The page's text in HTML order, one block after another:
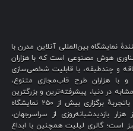
نمایشگاه بین‌المللی آنلاین مدرن با
هوش مصنوعی است که با هزاران
و چندطبقه، با قابلیت شخصی‌سازی
با هزاران طرح قاب‌مجازی متنوع،
در دنیا، پیشرفته‌ترین و بزرگترین
گالری آنلاین در کل جهان می‌باشد، که باتجربهٔ برگزاری بیش از ۲۵۰ نمایشگاه
بازدیدشبانه‌روزی از سراسرجهان،
است؛ گالری لیلیت همچنین با ابداع